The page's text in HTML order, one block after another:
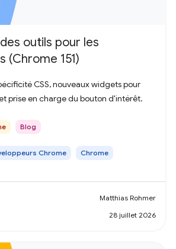
outils pour les
(Chrome 151)
CSS, nouveaux widgets pour
prise en charge du bouton d'intérêt.
Blog
Chrome Chrome
Matthias Rohmer
28 juillet 2026